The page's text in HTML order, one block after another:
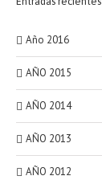
Año 2016
AÑO 2015
AÑO 2014
AÑO 2013
AÑO 2012